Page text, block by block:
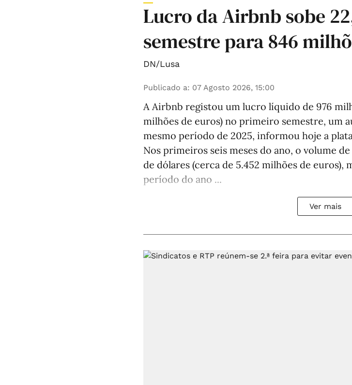
Lucro da Airbnb sobe
semestre para 846
DN/Lusa
Publicado a: 07 Agosto 2026, 15:00
A Airbnb registou um lucro líquido de 976
milhões de euros) no primeiro semestre, um
mesmo período de 2025, informou hoje a
Nos primeiros seis meses do ano, o volume
de dólares (cerca de 5.452 milhões de euros),
período do ano ...
Ver mais